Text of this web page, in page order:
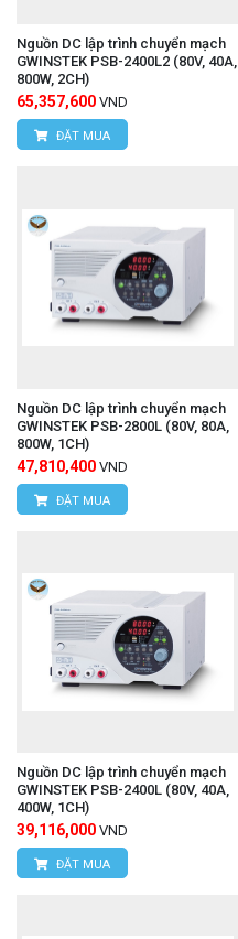
Nguồn DC lập trình chuyển mạch
GWINSTEK PSB-2400L2 (80V, 40A,
800W, 2CH)
65,357,600 VND
ĐẶT MUA
Nguồn DC lập trình chuyển mạch
GWINSTEK PSB-2800L (80V, 80A,
800W, 1CH)
47,810,400 VND
ĐẶT MUA
Nguồn DC lập trình chuyển mạch
GWINSTEK PSB-2400L (80V, 40A,
400W, 1CH)
39,116,000 VND
ĐẶT MUA